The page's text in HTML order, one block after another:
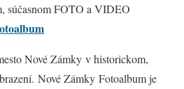
súčasnom FOTO a VIDEO
Nové Zámky v historickom,
Nové Zámky Fotoalbum je